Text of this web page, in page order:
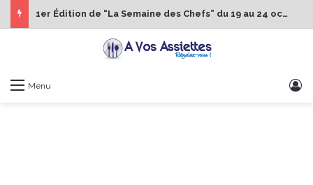
1er Édition de “La Semaine des Chefs” du 19 au 24 octobre 2026
Menu